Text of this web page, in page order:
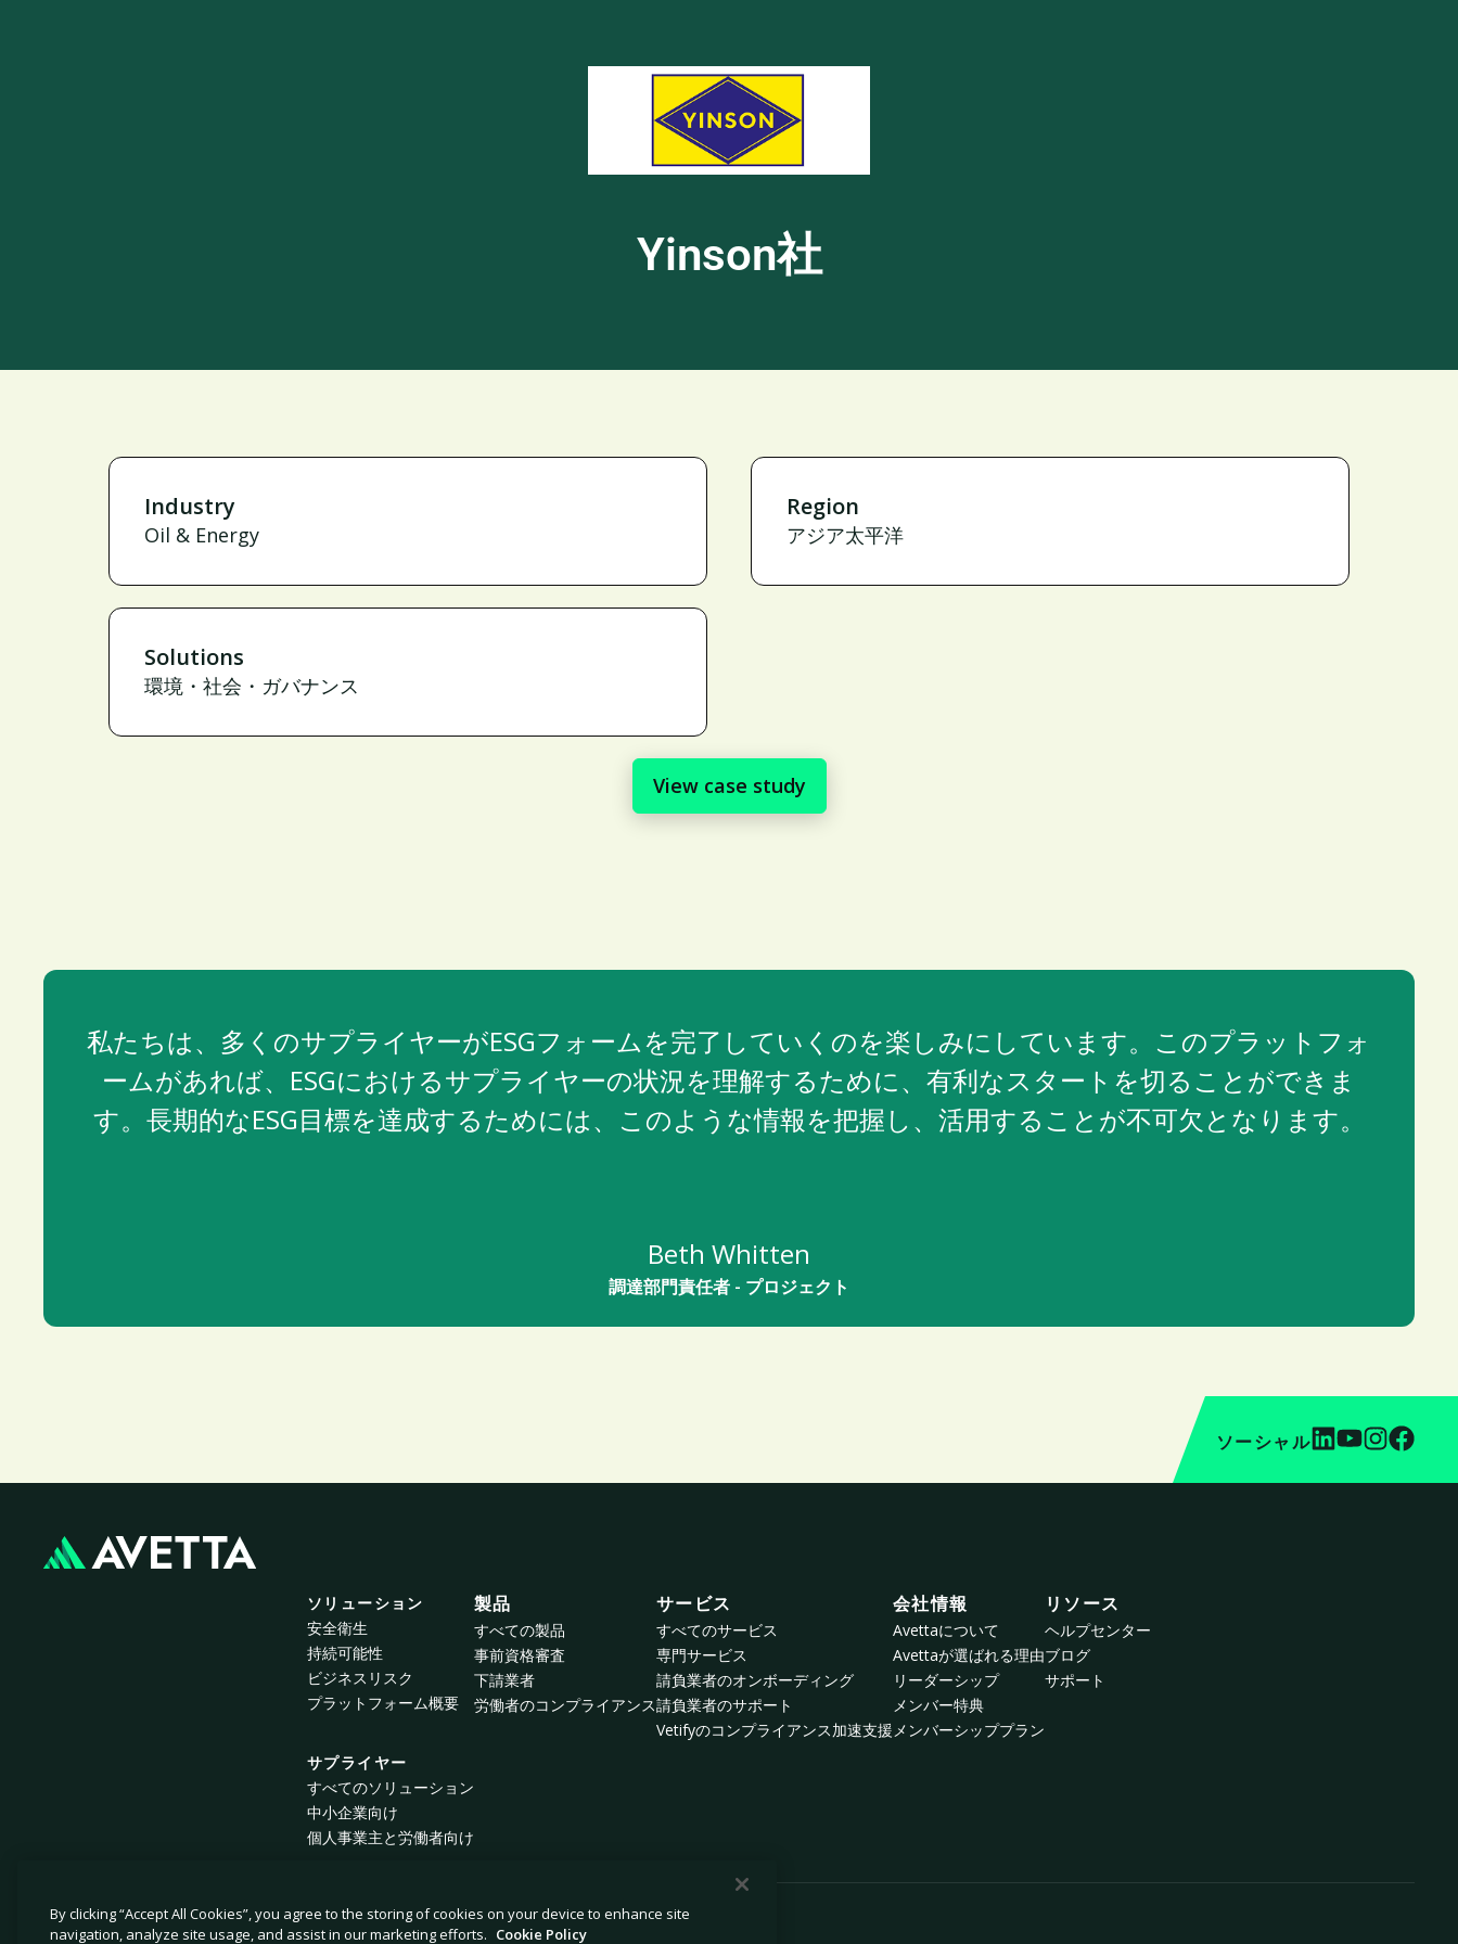
Yinson社
Industry
Oil & Energy
Region
アジア太平洋
Solutions
環境・社会・ガバナンス
View case study
私たちは、多くのサプライヤーがESGフォームを完了していくのを楽しみにしています。このプラットフォ
ームがあれば、ESGにおけるサプライヤーの状況を理解するために、有利なスタートを切ることができま
す。長期的なESG目標を達成するためには、このような情報を把握し、活用することが不可欠となります。
Beth Whitten
調達部門責任者 - プロジェクト
ソーシャル
ソリューション
安全衛生
持続可能性
ビジネスリスク
プラットフォーム概要
サプライヤー
すべてのソリューション
中小企業向け
個人事業主と労働者向け
製品
すべての製品
事前資格審査
下請業者
労働者のコンプライアンス
サービス
すべてのサービス
専門サービス
請負業者のオンボーディング
請負業者のサポート
Vetifyのコンプライアンス加速支援
会社情報
Avettaについて
Avettaが選ばれる理由
リーダーシップ
メンバー特典
メンバーシッププラン
リソース
ヘルプセンター
ブログ
サポート
© 2026 Avetta, LLC All rights reserved.
By clicking “Accept All Cookies”, you agree to the storing of cookies on your device to enhance site
navigation, analyze site usage, and assist in our marketing efforts. Cookie Policy